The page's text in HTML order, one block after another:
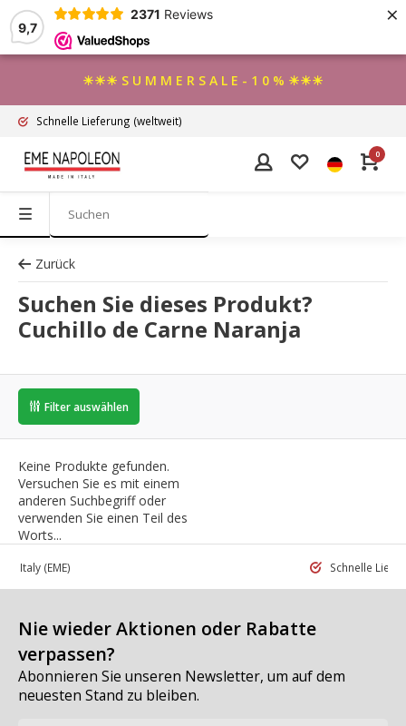
9,7
2371 Reviews ×
☀☀☀ S U M M E R S A L E - 1 0 % ☀☀☀
Schnelle Lieferung (weltweit)
0
Zurück
Suchen Sie dieses Produkt?
Cuchillo de Carne Naranja
Filter auswählen
Keine Produkte gefunden.
Versuchen Sie es mit einem
anderen Suchbegriff oder
verwenden Sie einen Teil des
Worts...
in Italy (EME) Schnelle
Nie wieder Aktionen oder Rabatte
verpassen?
Abonnieren Sie unseren Newsletter, um auf dem
neuesten Stand zu bleiben.